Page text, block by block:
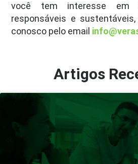
você tem interesse em
responsáveis e
conosco pelo email
Artigos